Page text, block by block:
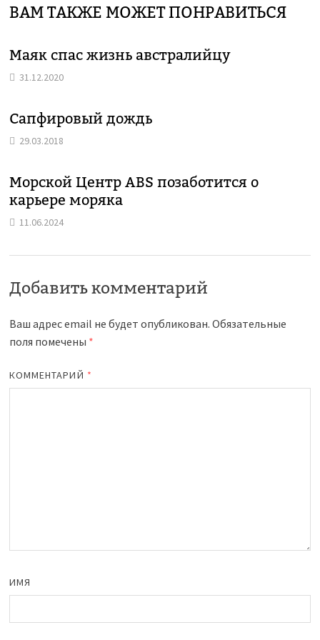
ВАМ ТАКЖЕ МОЖЕТ ПОНРАВИТЬСЯ
Маяк спас жизнь австралийцу
31.12.2020
Сапфировый дождь
29.03.2018
Морской Центр ABS позаботится о
карьере моряка
11.06.2024
Добавить комментарий
Ваш адрес email не будет опубликован. Обязательные
поля помечены *
КОММЕНТАРИЙ *
ИМЯ